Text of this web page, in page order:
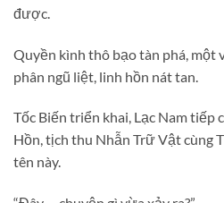
được.
Quyền kình thô bạo tàn phá, một
phân ngũ liệt, linh hồn nát tan.
Tốc Biến triển khai, Lạc Nam tiếp
Hồn, tịch thu Nhẫn Trữ Vật cùng
tên này.